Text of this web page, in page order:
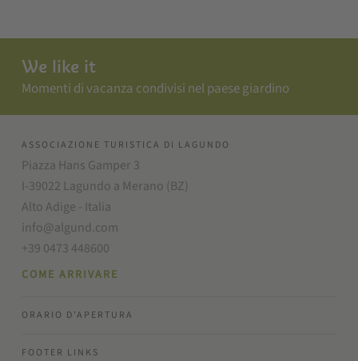
We like it
Momenti di vacanza condivisi nel paese giardino
ASSOCIAZIONE TURISTICA DI LAGUNDO
Piazza Hans Gamper 3
I-39022 Lagundo a Merano (BZ)
Alto Adige - Italia
info@algund.com
+39 0473 448600
COME ARRIVARE
ORARIO D'APERTURA
FOOTER LINKS